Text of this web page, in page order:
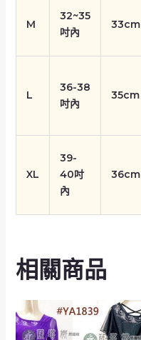
M
32~35
吋內
33cm
L
36-38
吋內
35cm
XL
39-
40吋
內
36cm
相關商品